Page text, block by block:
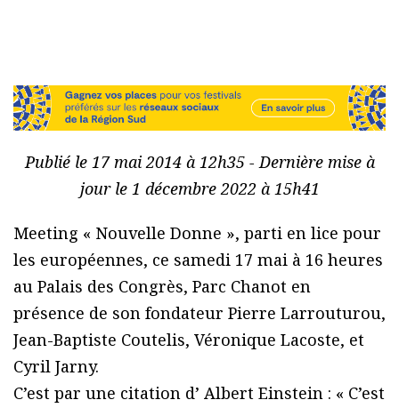
Publié le 17 mai 2014 à 12h35 - Dernière mise à
jour le 1 décembre 2022 à 15h41
Meeting « Nouvelle Donne », parti en lice pour
les européennes, ce samedi 17 mai à 16 heures
au Palais des Congrès, Parc Chanot en
présence de son fondateur Pierre Larrouturou,
Jean-Baptiste Coutelis, Véronique Lacoste, et
Cyril Jarny.
C’est par une citation d’ Albert Einstein : « C’est